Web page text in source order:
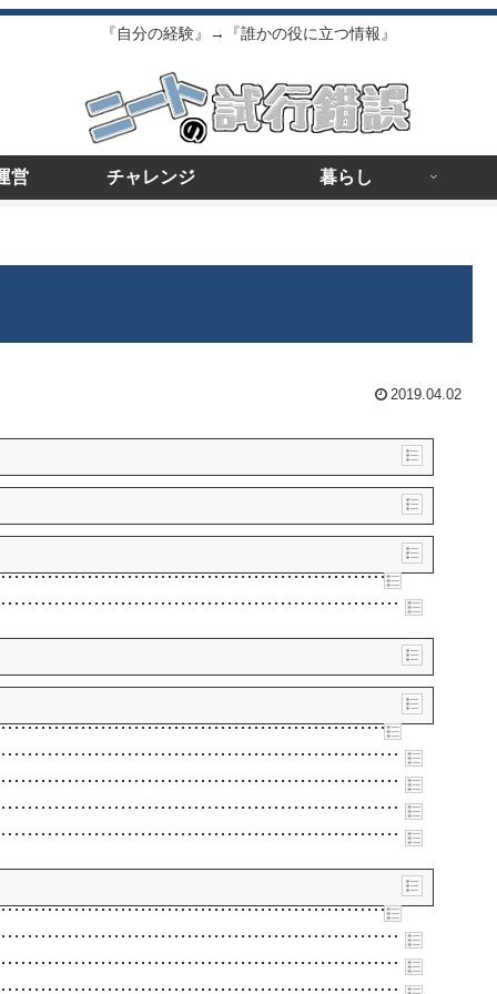
『自分の経験』→『誰かの役に立つ情報』
営 チャレンジ 暮らし
2019.04.02